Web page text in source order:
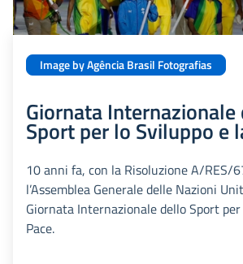
Image by Agência Brasil Fotografias
Giornata
Sport per lo Sviluppo e
10 anni fa, con la Risoluzione A/RES/
l’Assemblea Generale delle Nazioni
Giornata Internazionale dello Sport
Pace.